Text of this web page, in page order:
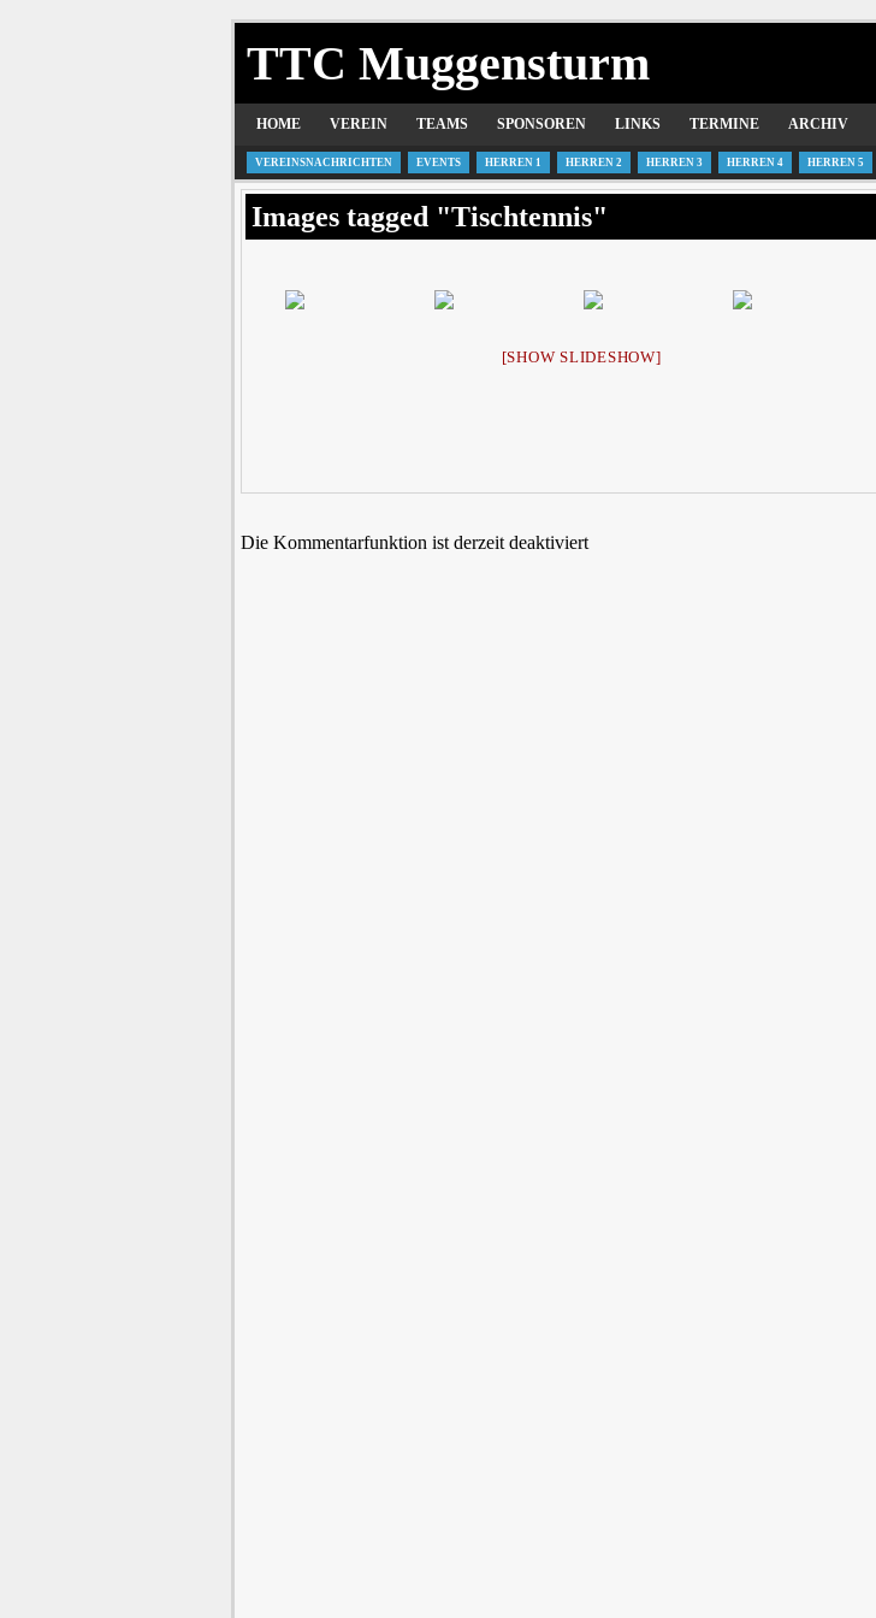
TTC Muggensturm
HOME VEREIN TEAMS SPONSOREN LINKS TERMINE ARCHIV
VEREINSNACHRICHTEN EVENTS HERREN 1 HERREN 2 HERREN 3 HERREN 4 HERREN 5
Images tagged "Tischtennis"
[SHOW SLIDESHOW]
Die Kommentarfunktion ist derzeit deaktiviert